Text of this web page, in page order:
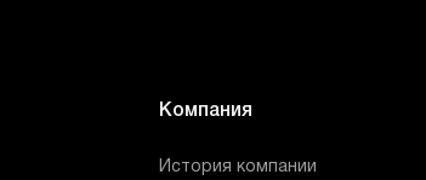
Компания
История компании